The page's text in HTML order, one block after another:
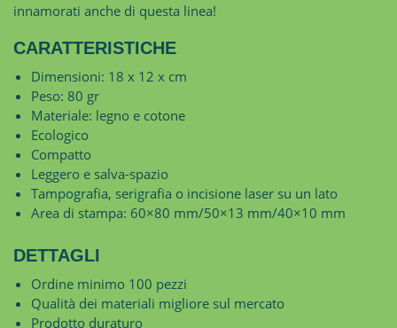
innamorati anche di questa linea!
CARATTERISTICHE
Dimensioni: 18 x 12 x cm
Peso: 80 gr
Materiale: legno e cotone
Ecologico
Compatto
Leggero e salva-spazio
Tampografia, serigrafia o incisione laser su un lato
Area di stampa: 60×80 mm/50×13 mm/40×10 mm
DETTAGLI
Ordine minimo 100 pezzi
Qualità dei materiali migliore sul mercato
Prodotto duraturo